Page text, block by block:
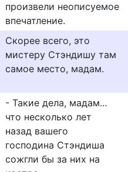
произвели неописуемое
впечатление.
Скорее всего, это
мистеру Стэндишу там
самое место, мадам.
- Такие дела, мадам...
что несколько лет
назад вашего
господина Стэндиша
сожгли бы за них на